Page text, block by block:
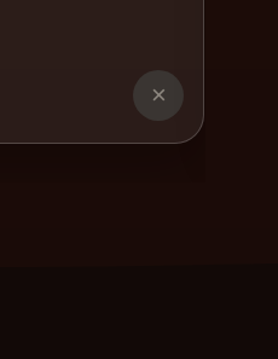
×